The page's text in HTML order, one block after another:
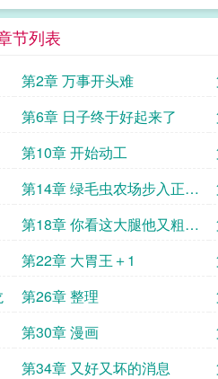
节列表
第2章 万事开头难
第6章 日子终于好起来了
第10章 开始动工
第14章 绿毛虫农场步入正轨
了
第18章 你看这大腿他又粗又
壮
第22章 大胃王＋1
第26章 整理
第30章 漫画
第34章 又好又坏的消息